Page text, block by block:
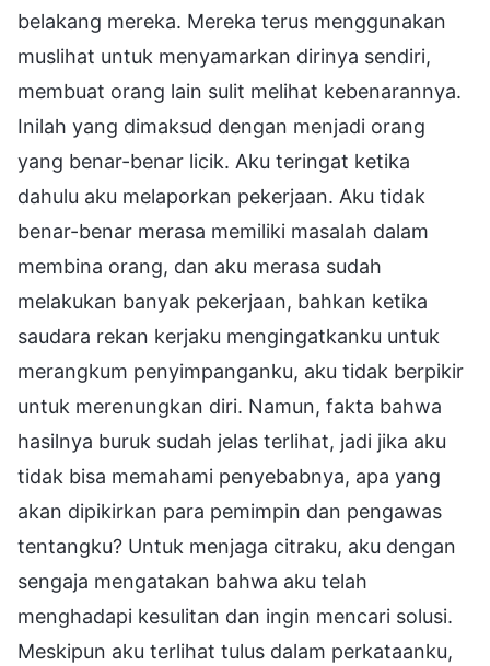
belakang mereka. Mereka terus menggunakan
muslihat untuk menyamarkan dirinya sendiri,
membuat orang lain sulit melihat kebenarannya.
Inilah yang dimaksud dengan menjadi orang
yang benar-benar licik. Aku teringat ketika
dahulu aku melaporkan pekerjaan. Aku tidak
benar-benar merasa memiliki masalah dalam
membina orang, dan aku merasa sudah
melakukan banyak pekerjaan, bahkan ketika
saudara rekan kerjaku mengingatkanku untuk
merangkum penyimpanganku, aku tidak berpikir
untuk merenungkan diri. Namun, fakta bahwa
hasilnya buruk sudah jelas terlihat, jadi jika aku
tidak bisa memahami penyebabnya, apa yang
akan dipikirkan para pemimpin dan pengawas
tentangku? Untuk menjaga citraku, aku dengan
sengaja mengatakan bahwa aku telah
menghadapi kesulitan dan ingin mencari solusi.
Meskipun aku terlihat tulus dalam perkataanku,